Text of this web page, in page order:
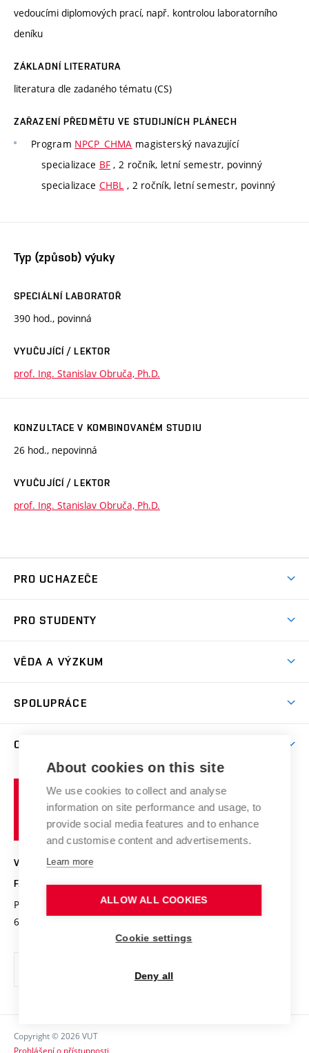
vedoucími diplomových prací, např. kontrolou laboratorního
deníku
ZÁKLADNÍ LITERATURA
literatura dle zadaného tématu (CS)
ZAŘAZENÍ PŘEDMĚTU VE STUDIJNÍCH PLÁNECH
Program NPCP_CHMA magisterský navazující
specializace BF , 2 ročník, letní semestr, povinný
specializace CHBL , 2 ročník, letní semestr, povinný
Typ (způsob) výuky
SPECIÁLNÍ LABORATOŘ
390 hod., povinná
VYUČUJÍCÍ / LEKTOR
prof. Ing. Stanislav Obruča, Ph.D.
KONZULTACE V KOMBINOVANÉM STUDIU
26 hod., nepovinná
VYUČUJÍCÍ / LEKTOR
prof. Ing. Stanislav Obruča, Ph.D.
PRO UCHAZEČE
Jak se dostat na FCH
Den otevřených dveří
E-přihláška
PRO STUDENTY
Studijní programy
Pro prváky
Knihovna
Studium a stáže v zahraničí
Pracovní nabídky
Den chemie
Chemici z VUT
Stipendia
Studijní předpisy
VĚDA A VÝZKUM
Výzkumné skupiny
Výsledky VaV
Projekty
Úspěchy a ocenění
Konference a soutěže
Kvalifikační řízení
SPOLUPRÁCE
Fórum Chemistry and Life
Střední školy a FCH
Popularizace vědy
O FAKULTĚ
Organizační struktura
Historie fakulty
Kalendář akcí
Fotogalerie
Absolventi
Reklamní předměty
Fakultní časopis
Ochrana osobních údajů
Kontakty
Vysoké
učení
technické
v
VYSOKÉ UČENÍ TECHNICKÉ V BRNĚ
FAKULTA CHEMICKÁ
Purkyňova 464/118
612 00 Brno
www.fch.vut.cz
Copyright © 2026 VUT
Prohlášení o přístupnosti
About cookies on this site
We use cookies to collect and analyse
information on site performance and usage, to
provide social media features and to enhance
and customise content and advertisements.
Learn more
ALLOW ALL COOKIES
Cookie settings
Deny all